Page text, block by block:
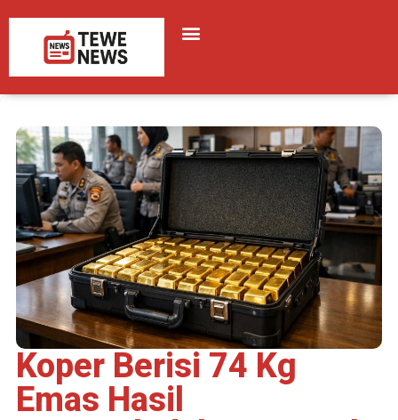
Koper Berisi 74 Kg
Emas Hasil